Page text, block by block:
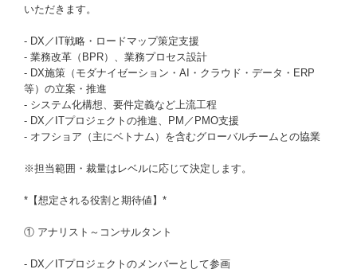
いただきます。
- DX／IT戦略・ロードマップ策定支援
- 業務改革（BPR）、業務プロセス設計
- DX施策（モダナイゼーション・AI・クラウド・データ・ERP
等）の立案・推進
- システム化構想、要件定義など上流工程
- DX／ITプロジェクトの推進、PM／PMO支援
- オフショア（主にベトナム）を含むグローバルチームとの協業
※担当範囲・裁量はレベルに応じて決定します。
*【想定される役割と期待値】*
① アナリスト～コンサルタント
- DX／ITプロジェクトのメンバーとして参画